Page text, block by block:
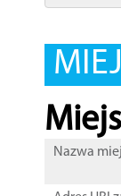
Nazwa